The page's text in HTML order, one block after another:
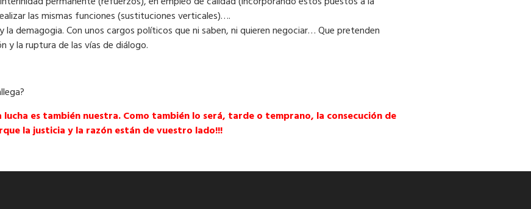
las mismas funciones (sustituciones verticales)….
demagogia. Con unos cargos políticos que ni saben, ni quieren negociar… Que pretenden
y la ruptura de las vías de diálogo.
lucha es también nuestra. Como también lo será, tarde o temprano, la consecución de
la justicia y la razón están de vuestro lado!!!